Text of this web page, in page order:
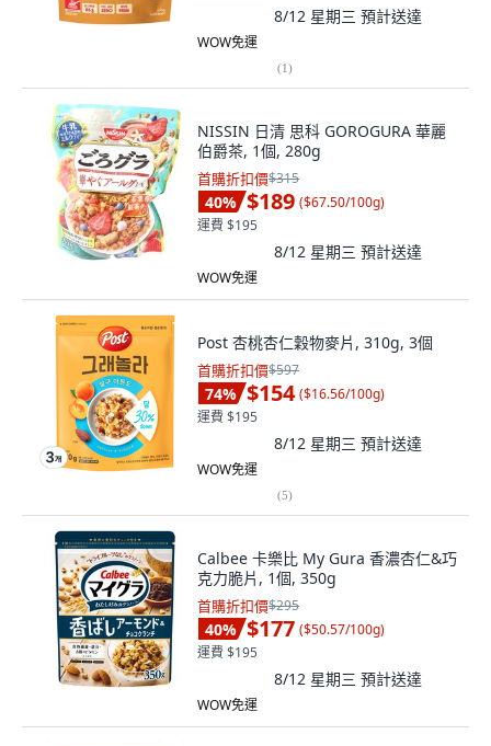
8/12 星期三 預計送達
WOW免運
(1)
NISSIN 日清 思科 GOROGURA 華麗
伯爵茶, 1個, 280g
首購折扣價$315
40% $189 ($67.50/100g)
運費 $195
8/12 星期三 預計送達
WOW免運
Post 杏桃杏仁穀物麥片, 310g, 3個
首購折扣價$597
74% $154 ($16.56/100g)
運費 $195
8/12 星期三 預計送達
WOW免運
(5)
Calbee 卡樂比 My Gura 香濃杏仁&巧
克力脆片, 1個, 350g
首購折扣價$295
40% $177 ($50.57/100g)
運費 $195
8/12 星期三 預計送達
WOW免運